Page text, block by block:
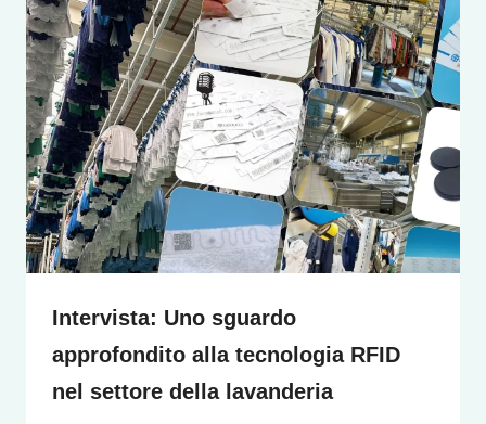
Intervista: Uno sguardo
approfondito alla tecnologia RFID
nel settore della lavanderia